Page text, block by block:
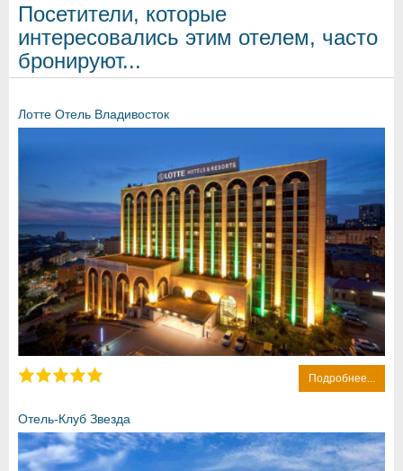
Посетители, которые
интересовались этим отелем, часто
бронируют...
Лотте Отель Владивосток
Подробнее...
Отель-Клуб Звезда